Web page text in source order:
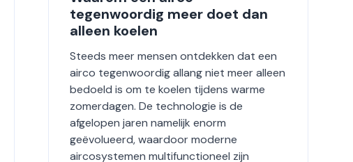
tegenwoordig meer doet dan
alleen koelen
Steeds meer mensen ontdekken dat een
airco tegenwoordig allang niet meer alleen
bedoeld is om te koelen tijdens warme
zomerdagen. De technologie is de
afgelopen jaren namelijk enorm
geëvolueerd, waardoor moderne
aircosystemen multifunctioneel zijn